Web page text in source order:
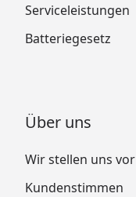
Serviceleistungen
Batteriegesetz
Über uns
Wir stellen uns vor
Kundenstimmen